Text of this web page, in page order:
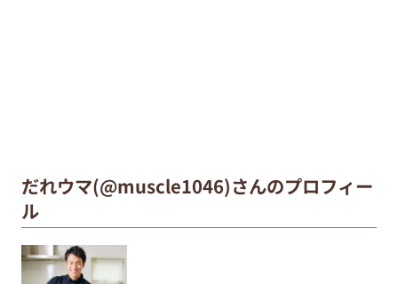
だれウマ(@muscle1046)さんのプロフィー
ル